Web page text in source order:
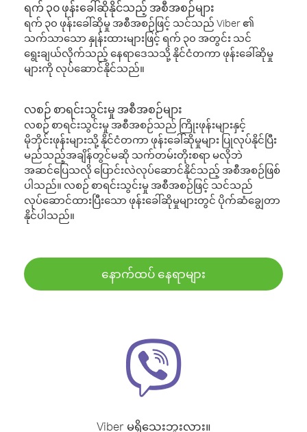
ရက် ၃၀ ဖုန်းခေါ်ဆိုနိုင်သည့် အစီအစဉ်များ
ရက် ၃၀ ဖုန်းခေါ်ဆိုမှု အစီအစဉ်ဖြင့် သင်သည် Viber ၏
သက်သာသော နှုန်းထားများဖြင့် ရက် ၃၀ အတွင်း သင်
ရွေးချယ်လိုက်သည့် နေရာဒေသသို့ နိုင်ငံတကာ ဖုန်းခေါ်ဆိုမှု
များကို လုပ်ဆောင်နိုင်သည်။
လစဉ် စာရင်းသွင်းမှု အစီအစဉ်များ
လစဉ် စာရင်းသွင်းမှု အစီအစဉ်သည် ကြိုးဖုန်းများနှင့်
မိုဘိုင်းဖုန်းများသို့ နိုင်ငံတကာ ဖုန်းခေါ်ဆိုမှုများ ပြုလုပ်နိုင်ပြီး
မည်သည့်အချိန်တွင်မဆို သက်တမ်းတိုးစရာ မလိုဘဲ
အဆင်ပြေသလို ပြောင်းလဲလုပ်ဆောင်နိုင်သည့် အစီအစဉ်ဖြစ်
ပါသည်။ လစဉ် စာရင်းသွင်းမှု အစီအစဉ်ဖြင့် သင်သည်
လုပ်ဆောင်ထားပြီးသော ဖုန်းခေါ်ဆိုမှုများတွင် ပိုက်ဆံချွေတာ
နိုင်ပါသည်။
နောက်ထပ် နေရာများ
Viber မရှိသေးဘူးလား။